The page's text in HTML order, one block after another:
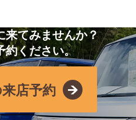
来てみませんか？
約ください。
店予約